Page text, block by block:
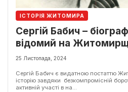
ІСТОРІЯ ЖИТОМИРА
Сергій Бабич –
відомий на
25 Листопада, 2024
Сергій Бабич є видатною постаттю
історію завдяки безкомпромісній
активній участі в на...